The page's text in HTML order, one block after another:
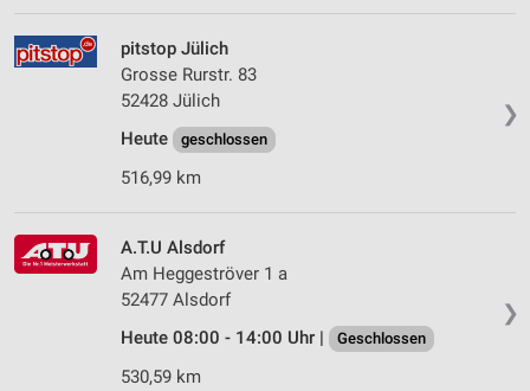
❯
pitstop Jülich
Grosse Rurstr. 83
52428 Jülich
Heute
geschlossen
516,99 km
❯
A.T.U Alsdorf
Am Heggeströver 1 a
52477 Alsdorf
Heute 08:00 - 14:00 Uhr |
Geschlossen
530,59 km